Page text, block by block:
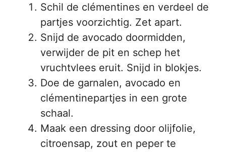
Schil de clémentines en verdeel de
partjes voorzichtig. Zet apart.
Snijd de avocado doormidden,
verwijder de pit en schep het
vruchtvlees eruit. Snijd in blokjes.
Doe de garnalen, avocado en
clémentinepartjes in een grote
schaal.
Maak een dressing door olijfolie,
citroensap, zout en peper te